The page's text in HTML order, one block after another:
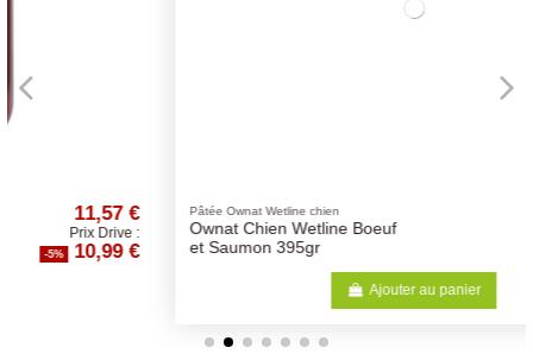
Pâtée Ownat Wetline chien
Ownat Chien Wetline Boeuf
et Saumon 395gr